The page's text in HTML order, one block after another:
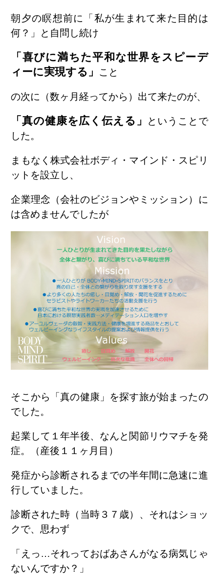
朝夕の瞑想前に「私が生まれて来た目的は
何？」と自問し続け
「喜びに満ちた平和な世界をスピーデ
ィーに実現する」
こと
の次に（数ヶ月経ってから）出て来たのが、
「真の健康を広く伝える」
ということで
した。
まもなく株式会社ボディ・マインド・スピリ
ットを設立し、
企業理念（会社のビジョンやミッション）に
は含めませんでしたが
そこから「真の健康」を探す旅が始まったの
でした。
起業して１年半後、なんと関節リウマチを発
症。（産後１１ヶ月目）
発症から診断されるまでの半年間に急速に進
行していました。
診断された時（当時３７歳）、それはショッ
クで、思わず
「えっ…それっておばあさんがなる病気じゃ
ないんですか？」